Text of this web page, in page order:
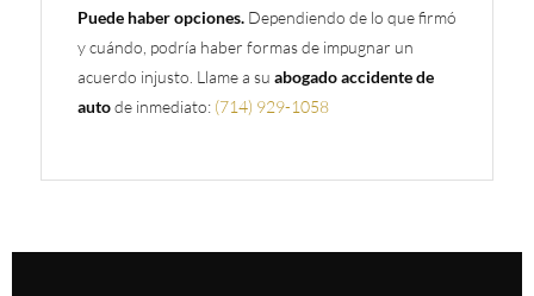
Puede haber opciones. Dependiendo de lo que firmó
y cuándo, podría haber formas de impugnar un
acuerdo injusto. Llame a su abogado accidente de
autode inmediato: (714) 929-1058